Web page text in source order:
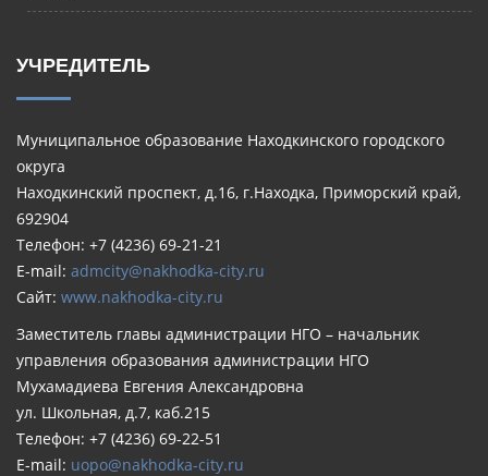
УЧРЕДИТЕЛЬ
Муниципальное образование Находкинского городского
округа
Находкинский проспект, д.16, г.Находка, Приморский край,
692904
Телефон: +7 (4236) 69-21-21
E-mail: admcity@nakhodka-city.ru
Сайт: www.nakhodka-city.ru
Заместитель главы администрации НГО – начальник
управления образования администрации НГО
Мухамадиева Евгения Александровна
ул. Школьная, д.7, каб.215
Телефон: +7 (4236) 69-22-51
E-mail: uopo@nakhodka-city.ru